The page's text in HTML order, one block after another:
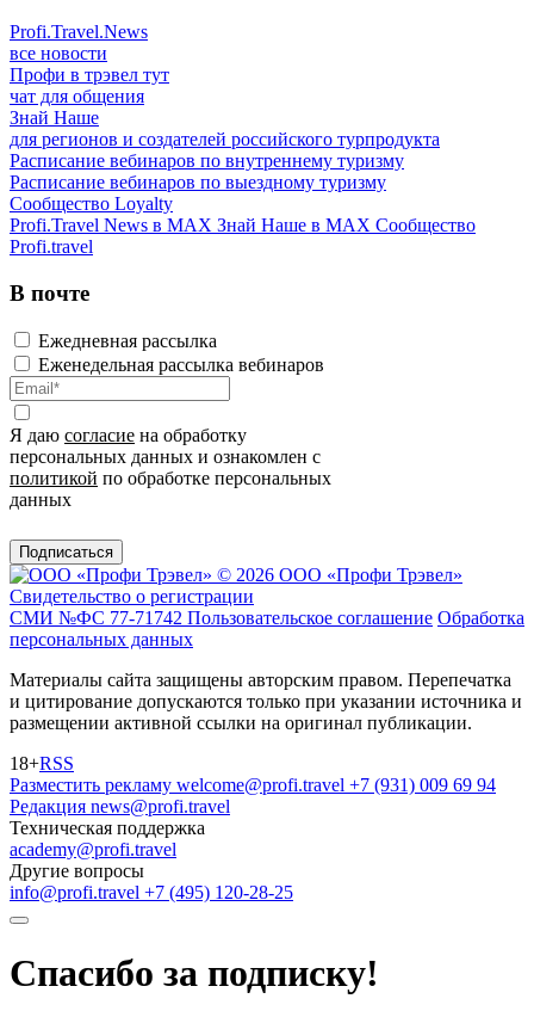
Profi.Travel.News
все новости
Профи в трэвел тут
чат для общения
Знай Наше
для регионов и создателей российского турпродукта
Расписание вебинаров по внутреннему туризму
Расписание вебинаров по выездному туризму
Сообщество Loyalty
Profi.Travel News в MAX Знай Наше в MAX Сообщество
Profi.travel
В почте
Ежедневная рассылка
Еженедельная рассылка вебинаров
Я даю согласие на обработку
персональных данных и ознакомлен с
политикой по обработке персональных
данных
Подписаться
© 2026 ООО «Профи Трэвeл»
Свидетельство о регистрации
СМИ №ФС 77-71742 Пользовательское соглашение Обработка
персональных данных
Материалы сайта защищены авторским правом. Перепечатка
и цитирование допускаются только при указании источника и
размещении активной ссылки на оригинал публикации.
18+RSS
Разместить рекламу welcome@profi.travel +7 (931) 009 69 94
Редакция news@profi.travel
Техническая поддержка
academy@profi.travel
Другие вопросы
info@profi.travel +7 (495) 120-28-25
Спасибо за подписку!